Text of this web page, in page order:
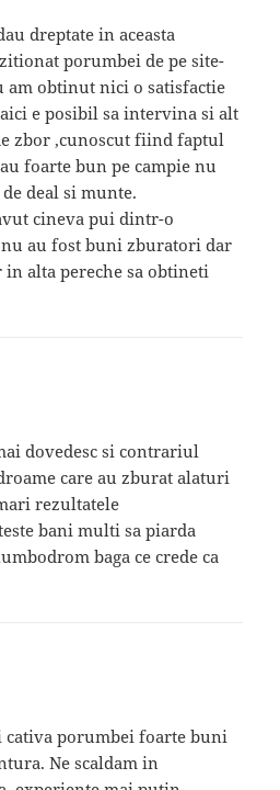
dreptate in aceasta
porumbei de pe site-
am obtinut nici o satisfactie
e posibil sa intervina si alt
zbor ,cunoscut fiind faptul
foarte bun pe campie nu
deal si munte.
cineva pui dintr-o
au fost buni zburatori dar
alta pereche sa obtineti
dovedesc si contrariul
care au zburat alaturi
rezultatele
bani multi sa piarda
baga ce crede ca
cativa porumbei foarte buni
Ne scaldam in